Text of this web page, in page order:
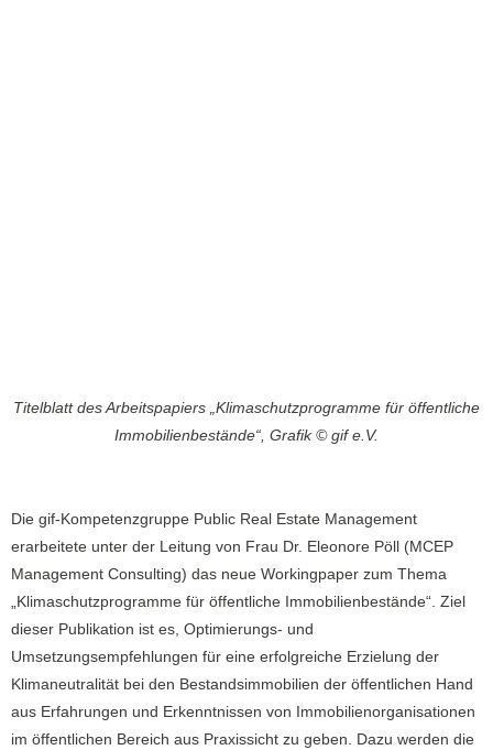
Titelblatt des Arbeitspapiers „Klimaschutzprogramme für öffentliche
Immobilienbestände“, Grafik © gif e.V.
Die gif-Kompetenzgruppe Public Real Estate Management
erarbeitete unter der Leitung von Frau Dr. Eleonore Pöll (MCEP
Management Consulting) das neue Workingpaper zum Thema
„Klimaschutzprogramme für öffentliche Immobilienbestände“. Ziel
dieser Publikation ist es, Optimierungs- und
Umsetzungsempfehlungen für eine erfolgreiche Erzielung der
Klimaneutralität bei den Bestandsimmobilien der öffentlichen Hand
aus Erfahrungen und Erkenntnissen von Immobilienorganisationen
im öffentlichen Bereich aus Praxissicht zu geben. Dazu werden die